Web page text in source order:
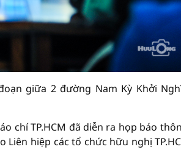
giữa 2 đường Nam Kỳ Khởi
chí TP.HCM đã diễn ra họp báo
Liên hiệp các tổ chức hữu nghị